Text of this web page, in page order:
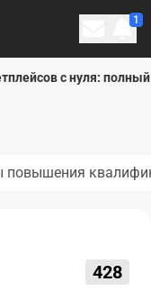
1
с нуля: полный
повышения
428